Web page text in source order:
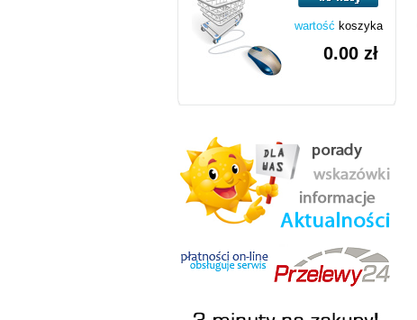
wartość koszyka
0.00 zł